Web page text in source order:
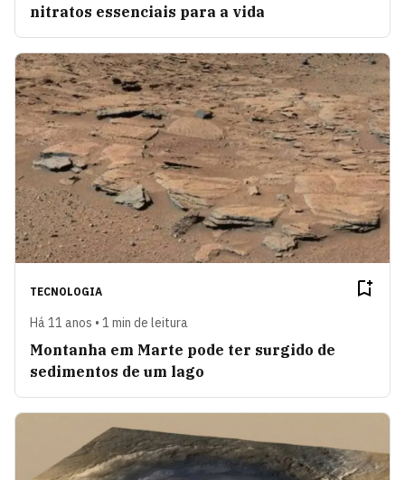
nitratos essenciais para a vida
TECNOLOGIA
Há 11 anos • 1 min de leitura
Montanha em Marte pode ter surgido de
sedimentos de um lago